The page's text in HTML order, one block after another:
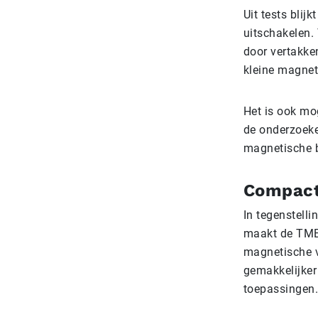
Uit tests
uitschakelen.
door
kleine
Het is ook
de
magnetische
In
maakt de
magnetische
toepassingen.